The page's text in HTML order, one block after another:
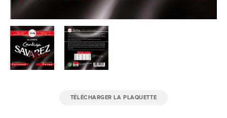
TÉLÉCHARGER LA PLAQUETTE